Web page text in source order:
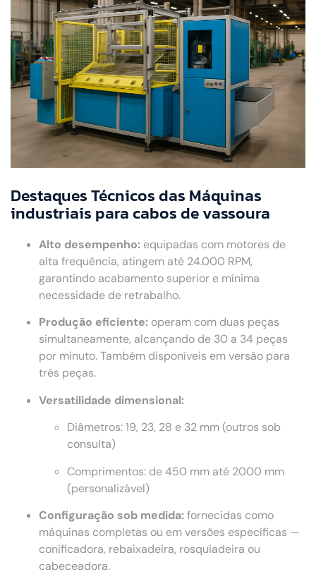
Destaques Técnicos das Máquinas
industriais para cabos de vassoura
Alto desempenho: equipadas com motores de
alta frequência, atingem até 24.000 RPM,
garantindo acabamento superior e mínima
necessidade de retrabalho.
Produção eficiente: operam com duas peças
simultaneamente, alcançando de 30 a 34 peças
por minuto. Também disponíveis em versão para
três peças.
Versatilidade dimensional:
Diâmetros: 19, 23, 28 e 32 mm (outros sob
consulta)
Comprimentos: de 450 mm até 2000 mm
(personalizável)
Configuração sob medida:fornecidas como
máquinas completas ou em versões específicas —
conificadora, rebaixadeira, rosquiadeira ou
cabeceadora.